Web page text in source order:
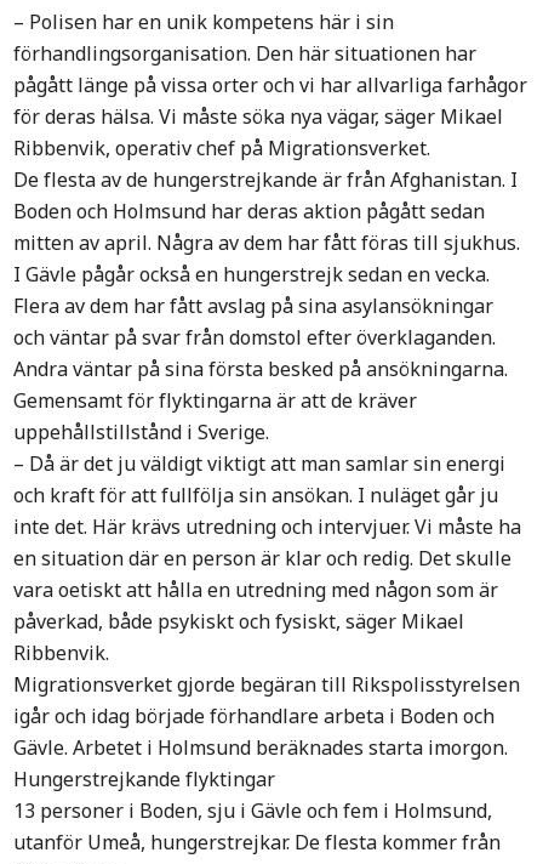
– Polisen har en unik kompetens här i sin
förhandlingsorganisation. Den här situationen har
pågått länge på vissa orter och vi har allvarliga farhågor
för deras hälsa. Vi måste söka nya vägar, säger Mikael
Ribbenvik, operativ chef på Migrationsverket.
De flesta av de hungerstrejkande är från Afghanistan. I
Boden och Holmsund har deras aktion pågått sedan
mitten av april. Några av dem har fått föras till sjukhus.
I Gävle pågår också en hungerstrejk sedan en vecka.
Flera av dem har fått avslag på sina asylansökningar
och väntar på svar från domstol efter överklaganden.
Andra väntar på sina första besked på ansökningarna.
Gemensamt för flyktingarna är att de kräver
uppehållstillstånd i Sverige.
– Då är det ju väldigt viktigt att man samlar sin energi
och kraft för att fullfölja sin ansökan. I nuläget går ju
inte det. Här krävs utredning och intervjuer. Vi måste ha
en situation där en person är klar och redig. Det skulle
vara oetiskt att hålla en utredning med någon som är
påverkad, både psykiskt och fysiskt, säger Mikael
Ribbenvik.
Migrationsverket gjorde begäran till Rikspolisstyrelsen
igår och idag började förhandlare arbeta i Boden och
Gävle. Arbetet i Holmsund beräknades starta imorgon.
Hungerstrejkande flyktingar
13 personer i Boden, sju i Gävle och fem i Holmsund,
utanför Umeå, hungerstrejkar. De flesta kommer från